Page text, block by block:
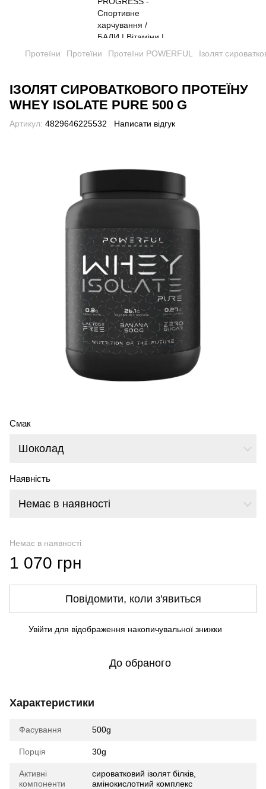
Протеїни Протеїни Протеїни POWERFUL Ізолят
ІЗОЛЯТ СИРОВАТКОВОГО ПРОТЕЇНУ
WHEY ISOLATE PURE 500 G
Артикул: 4829646225532 Написати відгук
Смак
Шоколад
Наявність
Немає в наявності
Немає в наявності
1 070 грн
Повідомити, коли з'явиться
Увійти для відображення накопичувальної знижки
До обраного
Характеристики
Фасування 500g
Порція 30g
Активні
компоненти
сироватковий ізолят білків,
амінокислотний комплекс